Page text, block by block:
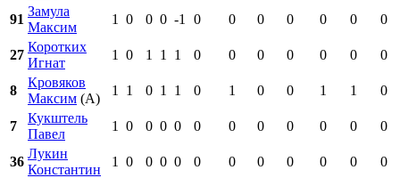
91
Замула
Максим
1 0 0 0 -1 0 0 0 0 0 0 0
27
Коротких
Игнат
1 0 1 1 1 0 0 0 0 0 0 0
8
Кровяков
Максим (А)
1 1 0 1 1 0 1 0 0 1 1 0
7
Кукштель
Павел
1 0 0 0 0 0 0 0 0 0 0 0
36
Лукин
Константин
1 0 0 0 0 0 0 0 0 0 0 0